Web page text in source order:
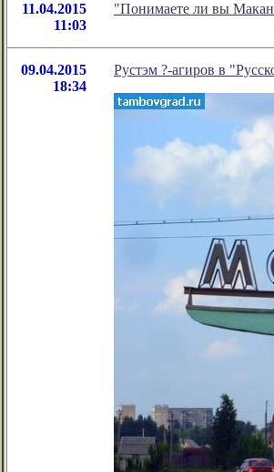
11.04.2015
11:03
"Понимаете ли вы
09.04.2015
18:34
Рустэм ?-агиров в